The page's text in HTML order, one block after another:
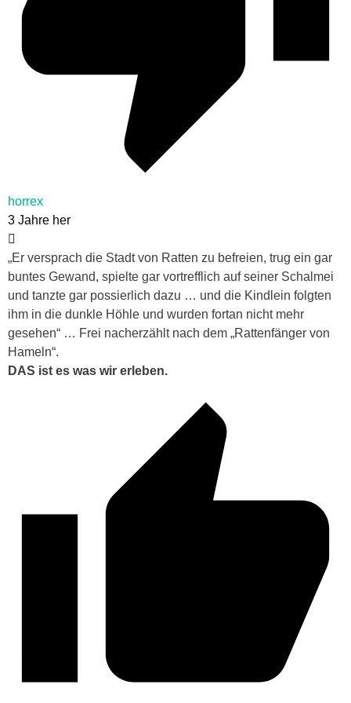
horrex
3 Jahre her
„Er versprach die Stadt von Ratten zu befreien, trug ein gar
buntes Gewand, spielte gar vortrefflich auf seiner Schalmei
und tanzte gar possierlich dazu … und die Kindlein folgten
ihm in die dunkle Höhle und wurden fortan nicht mehr
gesehen“ … Frei nacherzählt nach dem „Rattenfänger von
Hameln“.
DAS ist es was wir erleben.